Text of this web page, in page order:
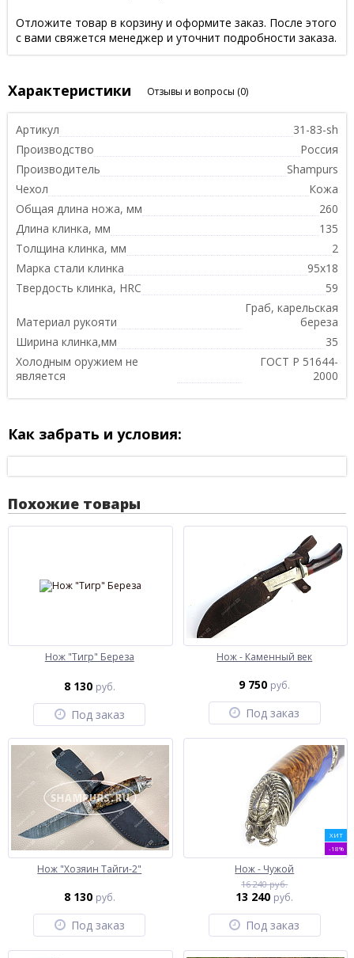
Отложите товар в корзину и оформите заказ. После этого
с вами свяжется менеджер и уточнит подробности заказа.
Характеристики Отзывы и вопросы (0)
Артикул
31-83-sh
Производство
Россия
Производитель
Shampurs
Чехол
Кожа
Общая длина ножа, мм
260
Длина клинка, мм
135
Толщина клинка, мм
2
Марка стали клинка
95х18
Твердость клинка, HRC
59
Материал рукояти
Граб, карельская
береза
Ширина клинка,мм
35
Холодным оружием не
является
ГОСТ Р 51644-
2000
Как забрать и условия:
Похожие товары
Нож "Тигр" Береза
8 130 руб.
Под заказ
Нож - Каменный век
9 750 руб.
Под заказ
Нож "Хозяин Тайги-2"
8 130 руб.
Под заказ
ХИТ
-18%
Нож - Чужой
16 240 руб.
13 240 руб.
Под заказ